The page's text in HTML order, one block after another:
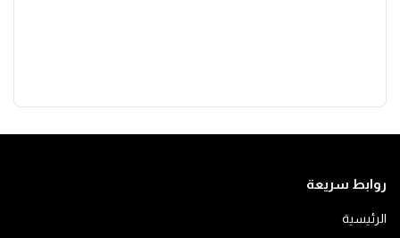
روابط سريعة
الرئيسية